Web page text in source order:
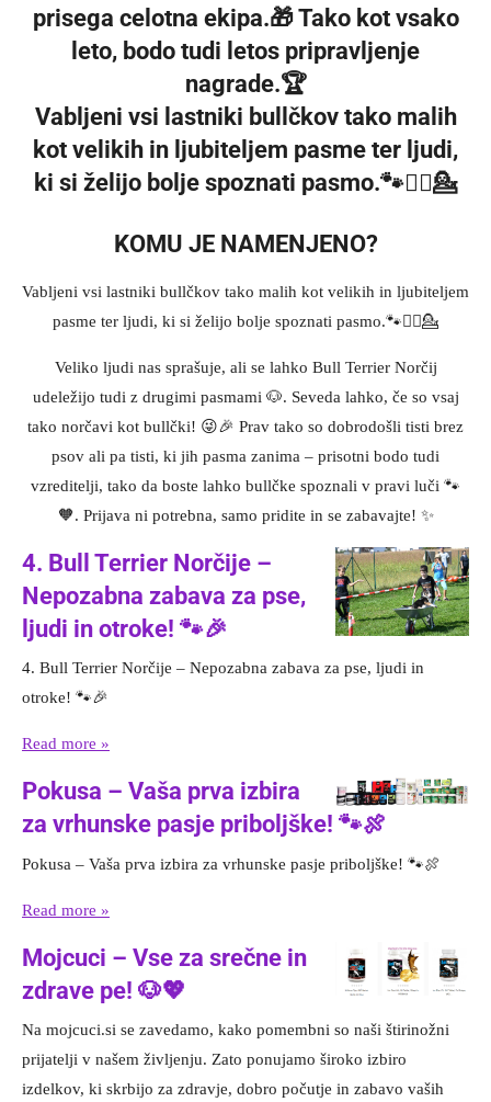
prisega celotna ekipa.🎁Tako kot vsako
leto, bodo tudi letos pripravljenje
nagrade.🏆
Vabljeni vsi lastniki bullčkov tako malih
kot velikih in ljubiteljem pasme ter ljudi,
ki si želijo bolje spoznati pasmo.🐾🙋‍♀️💁
KOMU JE NAMENJENO?
Vabljeni vsi lastniki bullčkov tako malih kot velikih in ljubiteljem
pasme ter ljudi, ki si želijo bolje spoznati pasmo.🐾🙋‍♀️💁
Veliko ljudi nas sprašuje, ali se lahko Bull Terrier Norčij
udeležijo tudi z drugimi pasmami 🐶. Seveda lahko, če so vsaj
tako norčavi kot bullčki! 😜🎉 Prav tako so dobrodošli tisti brez
psov ali pa tisti, ki jih pasma zanima – prisotni bodo tudi
vzreditelji, tako da boste lahko bullčke spoznali v pravi luči 🐾
🧡. Prijava ni potrebna, samo pridite in se zabavajte! ✨
4. Bull Terrier Norčije –
Nepozabna zabava za pse,
ljudi in otroke! 🐾🎉
4. Bull Terrier Norčije – Nepozabna zabava za pse, ljudi in
otroke! 🐾🎉
Read more »
Pokusa – Vaša prva izbira
za vrhunske pasje priboljške! 🐾🍖
Pokusa – Vaša prva izbira za vrhunske pasje priboljške! 🐾🍖
Read more »
Mojcuci – Vse za srečne in
zdrave pe! 🐶💖
Na mojcuci.si se zavedamo, kako pomembni so naši štirinožni
prijatelji v našem življenju. Zato ponujamo široko izbiro
izdelkov, ki skrbijo za zdravje, dobro počutje in zabavo vaših